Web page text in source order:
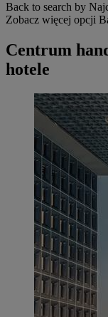
Back to search by
Zobacz więcej opcji
Centrum
hotele